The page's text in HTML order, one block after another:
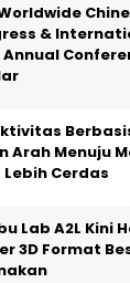
&
Annual
Arah Menuju
Cerdas
Lab A2L Kini
3D Format